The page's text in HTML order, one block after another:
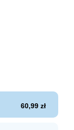
60,99 zł